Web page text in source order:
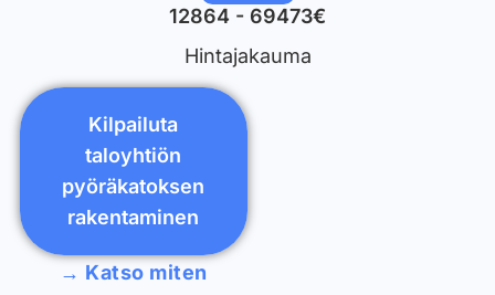
12864 - 69473€
Hintajakauma
Kilpailuta
taloyhtiön
pyöräkatoksen
rakentaminen
→ Katso miten